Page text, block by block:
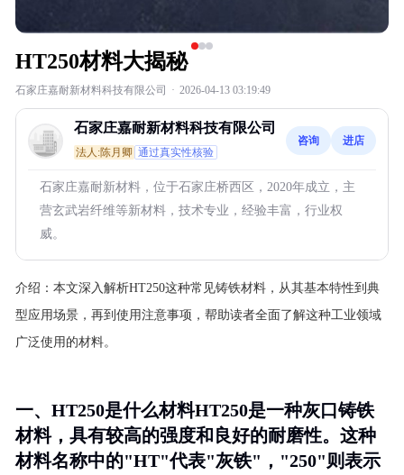
HT250材料大揭秘
石家庄嘉耐新材料科技有限公司 · 2026-04-13 03:19:49
石家庄嘉耐新材料科技有限公司
法人:陈月卿 通过真实性核验
咨询 进店
石家庄嘉耐新材料，位于石家庄桥西区，2020年成立，主
营玄武岩纤维等新材料，技术专业，经验丰富，行业权
威。
介绍： 本文深入解析HT250这种常见铸铁材料，从其基本特性到典
型应用场景，再到使用注意事项，帮助读者全面了解这种工业领域
广泛使用的材料。
一、HT250是什么材料HT250是一种灰口铸铁
材料，具有较高的强度和良好的耐磨性。这种
材料名称中的"HT"代表"灰铁"，"250"则表示